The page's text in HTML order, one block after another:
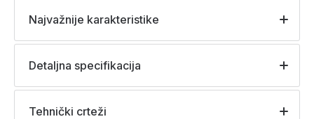
Najvažnije karakteristike
Detaljna specifikacija
Tehnički crteži